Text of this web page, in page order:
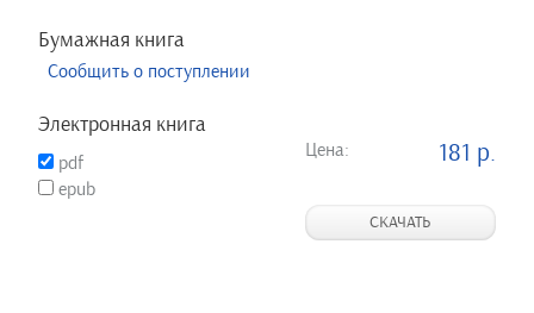
Бумажная книга
Сообщить о поступлении
Электронная книга
pdf
epub
Цена: 181 р.
СКАЧАТЬ